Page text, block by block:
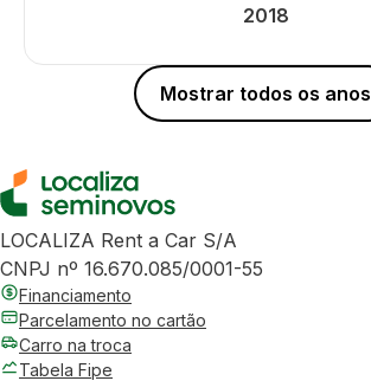
2018
Mostrar todos os anos
LOCALIZA Rent a Car S/A
CNPJ nº 16.670.085/0001-55
Financiamento
Parcelamento no cartão
Carro na troca
Tabela Fipe